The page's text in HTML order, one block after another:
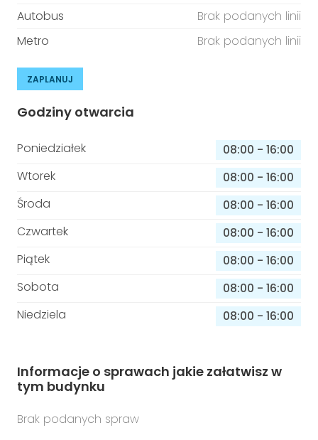
Autobus
Brak podanych linii
Metro
Brak podanych linii
ZAPLANUJ
Godziny otwarcia
Poniedziałek 08:00 - 16:00
Wtorek
08:00 - 16:00
Środa
08:00 - 16:00
Czwartek
08:00 - 16:00
Piątek
08:00 - 16:00
Sobota
08:00 - 16:00
Niedziela
08:00 - 16:00
Informacje o sprawach jakie załatwisz w
tym budynku
Brak podanych spraw